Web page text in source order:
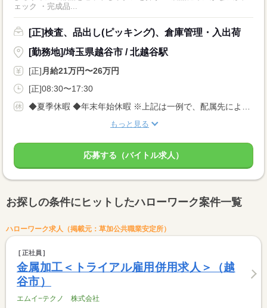
ェック ・完成品...
[正]検査、品出し(ピッキング)、倉庫管理・入出荷
[勤務地]/埼玉県越谷市 / 北越谷駅
[正] 月給21万円〜26万円
[正]08:30〜17:30
もっと見る
応募する（バイトル求人）
お探しの条件にヒットしたハローワーク案件一覧
ハローワーク求人（掲載元：草加公共職業安定所）
正社員
金属加工＜トライアル雇用併用求人＞（越
谷市）
エムイ−テクノ 株式会社